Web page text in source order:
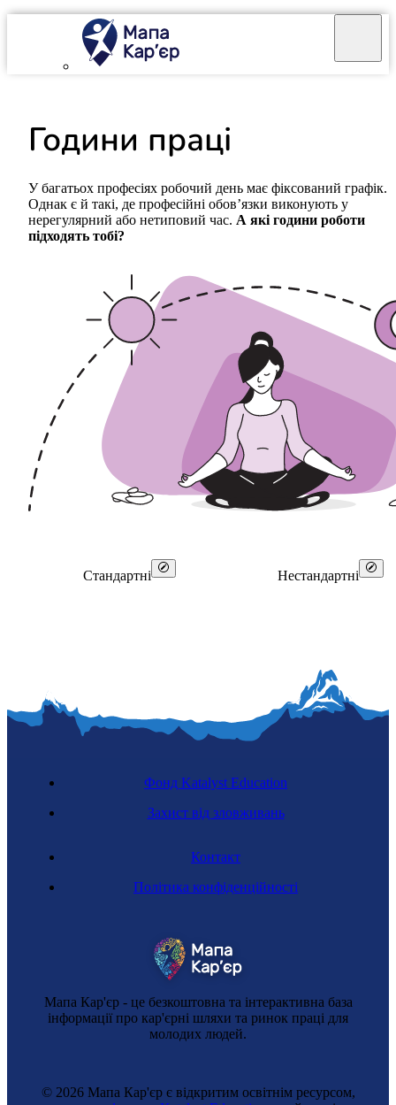
Години праці
У багатьох професіях робочий день має фіксований графік.
Однак є й такі, де професійні обов’язки виконують у
нерегулярний або нетиповий час. А які години роботи
підходять тобі?
Стандартні Нестандартні
Мапа Кар'єр - це безкоштовна та інтерактивна база
інформації про кар'єрні шляхи та ринок праці для
молодих людей.
Контакт
Політика конфіденційності
Фонд Katalyst Education
Захист від зловживань
© 2026 Мапа Кар'єр є відкритим освітнім ресурсом,